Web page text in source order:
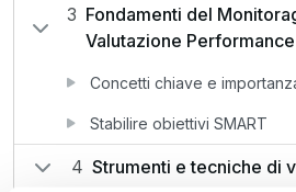
3 Fondamenti del
Valutazione Performance
Concetti chiave e
Stabilire obiettivi SMART
4 Strumenti e tecniche di